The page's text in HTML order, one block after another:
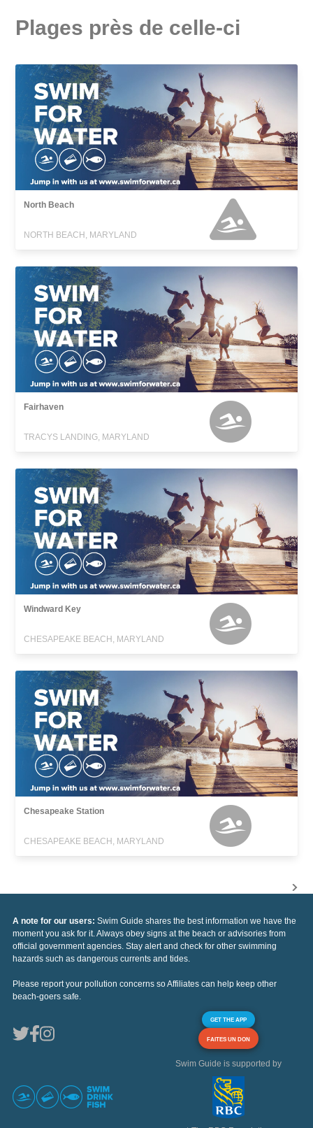
Plages près de celle-ci
North Beach
NORTH BEACH, MARYLAND
Fairhaven
TRACYS LANDING, MARYLAND
Windward Key
CHESAPEAKE BEACH, MARYLAND
Chesapeake Station
CHESAPEAKE BEACH, MARYLAND
A note for our users: Swim Guide shares the best information we have the
moment you ask for it. Always obey signs at the beach or advisories from
official government agencies. Stay alert and check for other swimming
hazards such as dangerous currents and tides.
Please report your pollution concerns so Affiliates can help keep other
beach-goers safe.
GET THE APP
FAITES UN DON
Swim Guide is supported by